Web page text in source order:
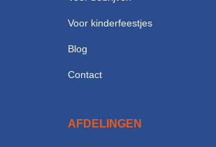
Voor kinderfeestjes
Blog
Contact
AFDELINGEN